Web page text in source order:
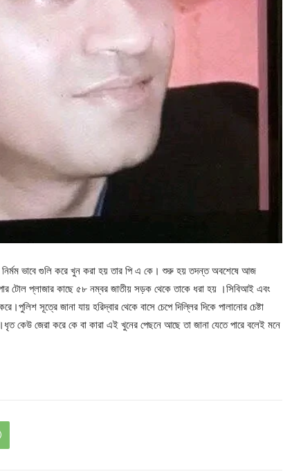
নির্মম ভাবে গুলি করে খুন করা হয় তার পি এ কে। শুরু হয় তদন্ত অবশেষে আজ
টোল প্লাজার কাছে ৫৮ নম্বর জাতীয় সড়ক থেকে তাকে ধরা হয় ।সিবিআই এবং
সূত্রে জানা যায় হরিদ্বার থেকে বাসে চেপে দিল্লির দিকে পালানোর চেষ্টা
কেউ জেরা করে কে বা কারা এই খুনের পেছনে আছে তা জানা যেতে পারে বলেই মনে